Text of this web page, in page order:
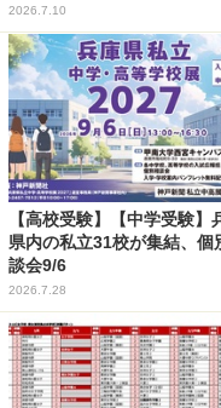
2026.7.10
【高校受験】【中学受験】
県内の私立31校が集結、個
談会9/6
2026.7.28